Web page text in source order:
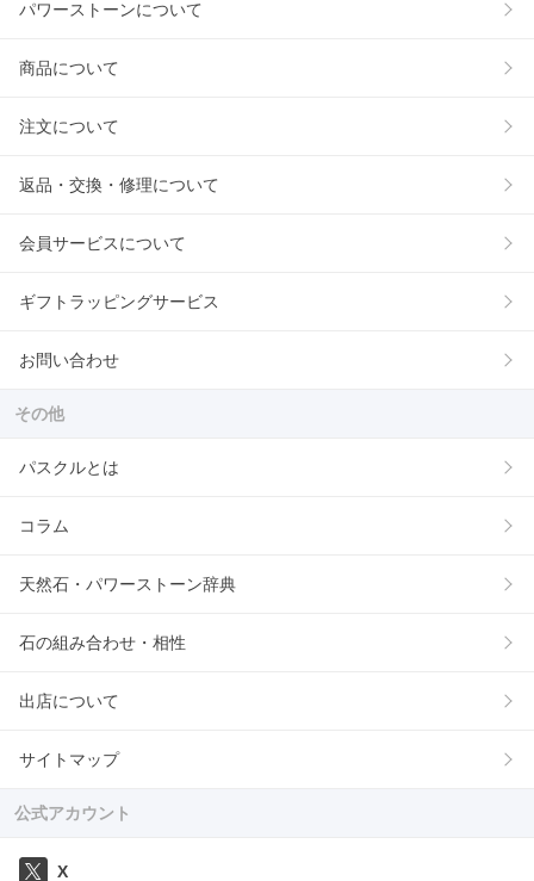
パワーストーンについて
商品について
注文について
返品・交換・修理について
会員サービスについて
ギフトラッピングサービス
お問い合わせ
その他
パスクルとは
コラム
天然石・パワーストーン辞典
石の組み合わせ・相性
出店について
サイトマップ
公式アカウント
X